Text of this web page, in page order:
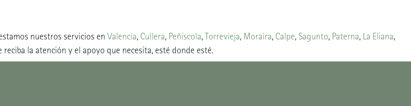
nuestros servicios enValencia, Cullera, Peñíscola,Torrevieja, Moraira, Calpe,Sagunto, Paterna, La Eliana,
la atención y el apoyo que necesita, esté donde esté.